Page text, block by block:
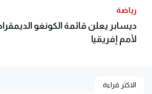
رياضة
ديسابر يعلن قائمة الكونغو
لأمم إفريقيا
الاكثر قراءة